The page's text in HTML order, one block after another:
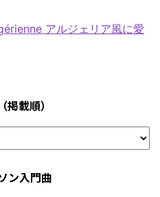
アルジェリア風に愛
載順）
ン入門曲